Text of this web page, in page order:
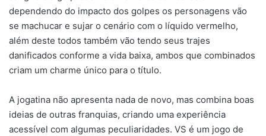
dependendo do impacto dos golpes os personagens vão
se machucar e sujar o cenário com o líquido vermelho,
além deste todos também vão tendo seus trajes
danificados conforme a vida baixa, ambos que combinados
criam um charme único para o título.
A jogatina não apresenta nada de novo, mas combina boas
ideias de outras franquias, criando uma experiência
acessível com algumas peculiaridades. VS é um jogo de